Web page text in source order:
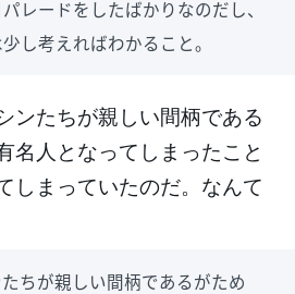
レードをしたばかりなのだし、
し考えればわかること。
ンたちが親しい間柄である
名人となってしまったこと
しまっていたのだ。なんて
ちが親しい間柄であるがため